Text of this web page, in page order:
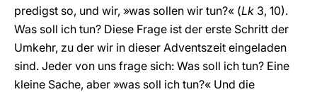
predigst so, und wir, »was sollen wir tun?« (Lk 3, 10).
Was soll ich tun? Diese Frage ist der erste Schritt der
Umkehr, zu der wir in dieser Adventszeit eingeladen
sind. Jeder von uns frage sich: Was soll ich tun? Eine
kleine Sache, aber »was soll ich tun?« Und die